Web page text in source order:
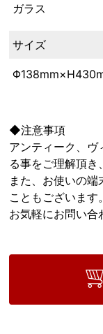
ガラス
サイズ
◆注意事項
アンティーク、ヴ
る事をご理解頂き
また、お使いの
こともございます
お気軽にお問い合